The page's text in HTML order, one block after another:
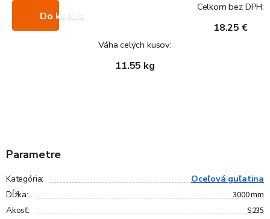
Do košíka
Váha celých kusov:
11.55 kg
Celkom bez DPH:
18.25 €
Parametre
Kategória: Oceľová guľatina
Dĺžka: 3000 mm
Akosť: S235